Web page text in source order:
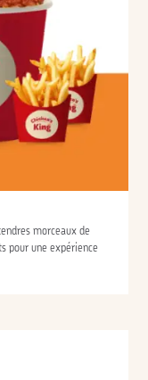
morceaux de
pour une expérience